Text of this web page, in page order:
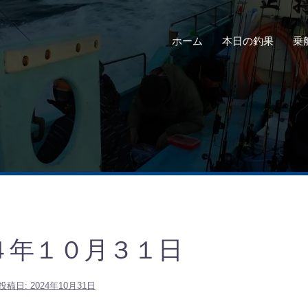
ホーム 本日の釣果 乗
１０月３１日
稿日: 2024年10月31日